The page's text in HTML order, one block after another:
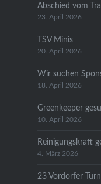
Abschied vom
23. April 2026
TSV Minis
20. April 2026
Wir suchen
18. April 2026
Greenkeeper
10. April 2026
Reinigungskraft
4. März 2026
23 Vordorfer